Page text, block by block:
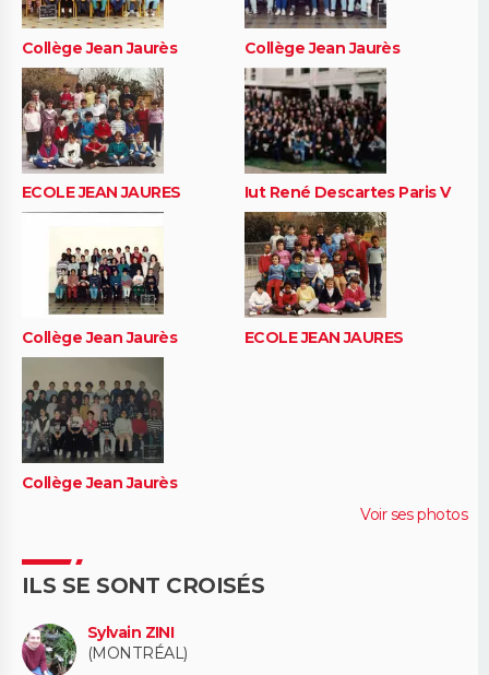
Collège Jean Jaurès Collège Jean Jaurès
ECOLE JEAN JAURES Iut René Descartes Paris V
Collège Jean Jaurès ECOLE JEAN JAURES
Collège Jean Jaurès
Voir ses photos
ILS SE SONT CROISÉS
Sylvain ZINI
(MONTRÉAL)